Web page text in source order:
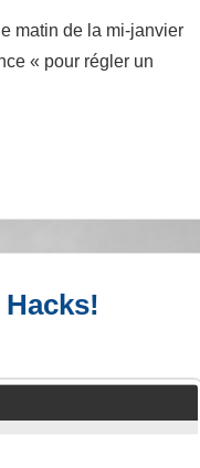
matin de la mi-janvier
« pour régler un